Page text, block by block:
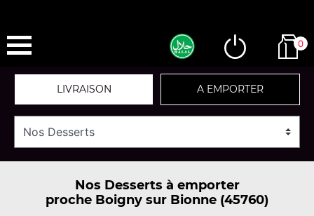
0
LIVRAISON A EMPORTER
Nos Desserts à emporter
proche Boigny sur Bionne (45760)